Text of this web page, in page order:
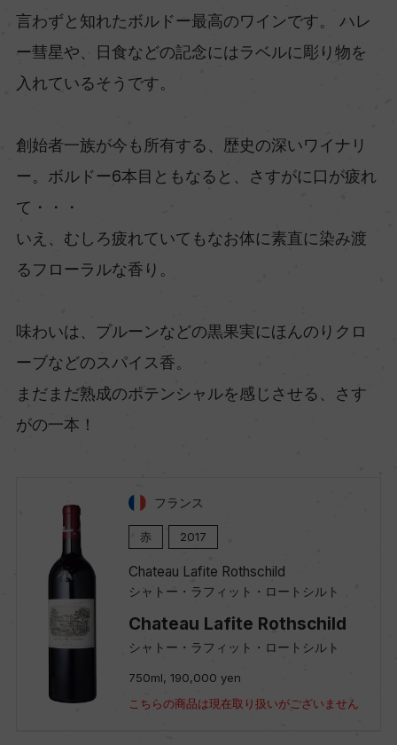
言わずと知れたボルドー最高のワインです。 ハレ
ー彗星や、日食などの記念にはラベルに彫り物を
入れているそうです。
創始者一族が今も所有する、歴史の深いワイナリ
ー。ボルドー6本目ともなると、さすがに口が疲れ
て・・・
いえ、むしろ疲れていてもなお体に素直に染み渡
るフローラルな香り。
味わいは、プルーンなどの黒果実にほんのりクロ
ーブなどのスパイス香。
まだまだ熟成のポテンシャルを感じさせる、さす
がの一本！
フランス
赤 2017
Chateau Lafite Rothschild
シャトー・ラフィット・ロートシルト
Chateau Lafite Rothschild
シャトー・ラフィット・ロートシルト
750ml, 190,000 yen
こちらの商品は現在取り扱いがございません